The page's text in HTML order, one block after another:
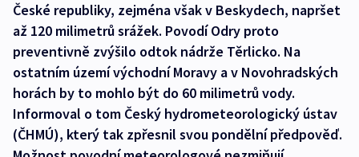
České republiky, zejména však v Beskydech, napršet
až 120 milimetrů srážek. Povodí Odry proto
preventivně zvýšilo odtok nádrže Těrlicko. Na
ostatním území východní Moravy a v Novohradských
horách by to mohlo být do 60 milimetrů vody.
Informoval o tom Český hydrometeorologický ústav
(ČHMÚ), který tak zpřesnil svou pondělní předpověď.